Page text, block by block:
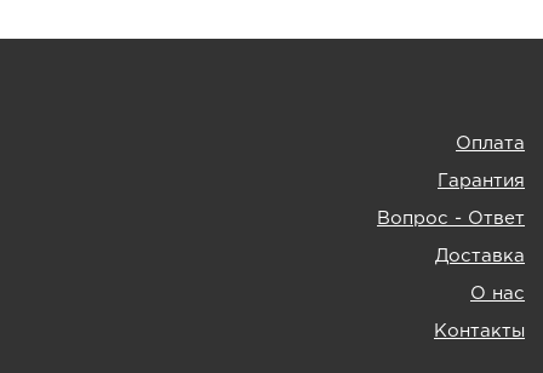
Оплата
Гарантия
Вопрос - Ответ
Доставка
О нас
Контакты